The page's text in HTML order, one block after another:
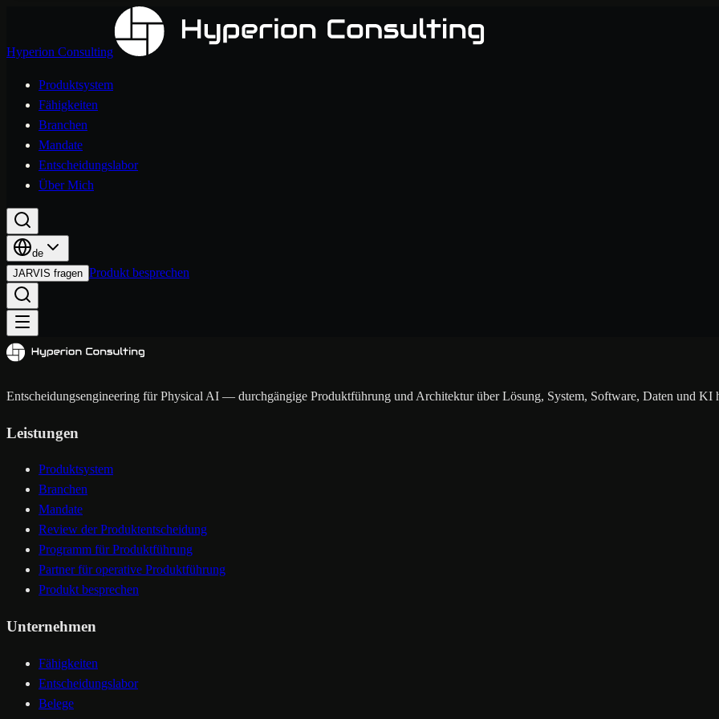
Hyperion Consulting
Produktsystem
Fähigkeiten
Branchen
Mandate
Entscheidungslabor
Über Mich
de
JARVIS fragen Produkt besprechen
Entscheidungsengineering für Physical AI — durchgängige Produktführung und Architektur über Lösung, System, Software, Daten und KI
Leistungen
Produktsystem
Branchen
Mandate
Review der Produktentscheidung
Programm für Produktführung
Partner für operative Produktführung
Produkt besprechen
Unternehmen
Fähigkeiten
Entscheidungslabor
Belege